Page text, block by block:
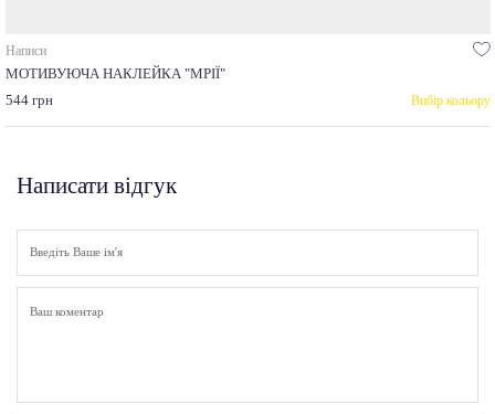
Написи
МОТИВУЮЧА НАКЛЕЙКА "МРІЇ"
544 грн
Вибір кольору
Написати відгук